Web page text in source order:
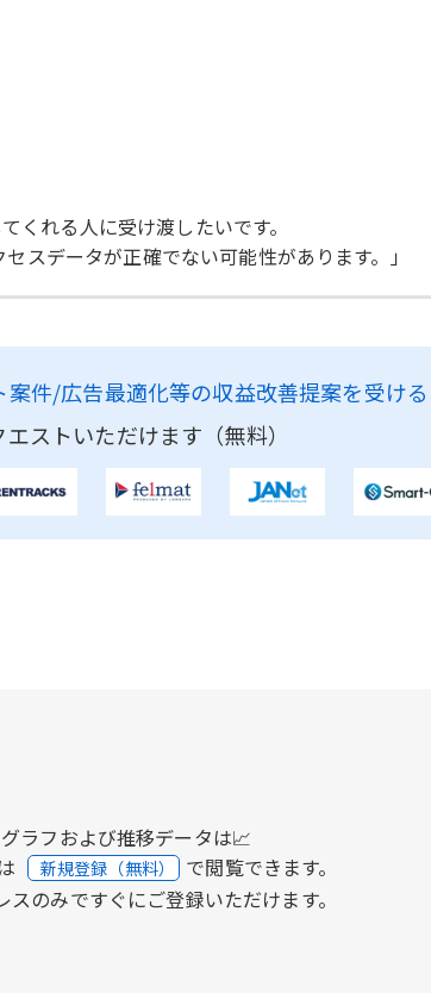
くれる人に受け渡したいです。
スデータが正確でない可能性があります。」
案件/広告最適化等の収益改善提案を受ける
ストいただけます（無料）
ラフおよび推移データは📈
新規登録（無料） で閲覧できます。
スのみですぐにご登録いただけます。